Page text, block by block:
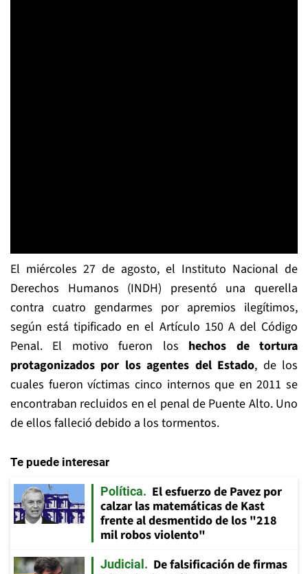
El miércoles 27 de agosto, el Instituto Nacional de
Derechos Humanos (INDH) presentó una querella
contra cuatro gendarmes por apremios ilegítimos,
según está tipificado en el Artículo 150 A del Código
Penal. El motivo fueron los hechos de tortura
protagonizados por los agentes del Estado, de los
cuales fueron víctimas cinco internos que en 2011 se
encontraban recluidos en el penal de Puente Alto. Uno
de ellos falleció debido a los tormentos.
Te puede interesar
Política
El esfuerzo de Pavez por
calzar las matemáticas de Kast
frente al desmentido de los "218
mil robos violento"
Judicial
De falsificación de firmas